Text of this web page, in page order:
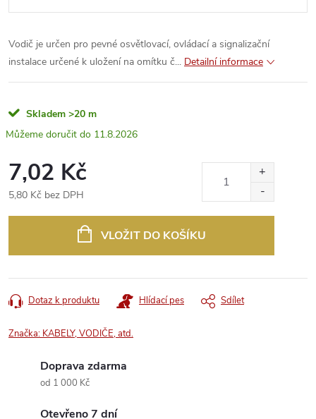
Vodič je určen pro pevné osvětlovací, ovládací a signalizační
instalace určené k uložení na omítku č... Detailní informace
Skladem >20 m
11.8.2026
7,02 Kč
5,80 Kč bez DPH
VLOŽIT DO KOŠÍKU
Dotaz k produktu Hlídací pes Sdílet
Značka: KABELY, VODIČE, atd.
Doprava zdarma
od 1 000 Kč
Otevřeno 7 dní